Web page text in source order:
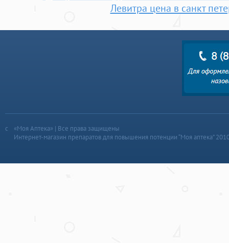
Левитра цена в санкт
«Моя Аптека» | Все права защищены
Интернет-магазин препаратов для повышения потенции “Моя аптека”